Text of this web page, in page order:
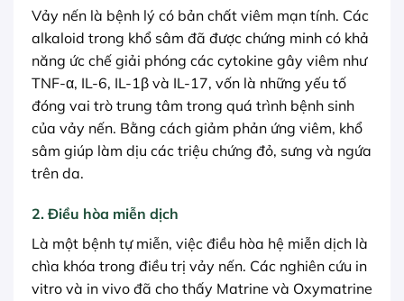
Vảy nến là bệnh lý có bản chất viêm mạn tính. Các
alkaloid trong khổ sâm đã được chứng minh có khả
năng ức chế giải phóng các cytokine gây viêm như
TNF-α, IL-6, IL-1β và IL-17, vốn là những yếu tố
đóng vai trò trung tâm trong quá trình bệnh sinh
của vảy nến. Bằng cách giảm phản ứng viêm, khổ
sâm giúp làm dịu các triệu chứng đỏ, sưng và ngứa
trên da.
2. Điều hòa miễn dịch
Là một bệnh tự miễn, việc điều hòa hệ miễn dịch là
chìa khóa trong điều trị vảy nến. Các nghiên cứu in
vitro và in vivo đã cho thấy Matrine và Oxymatrine